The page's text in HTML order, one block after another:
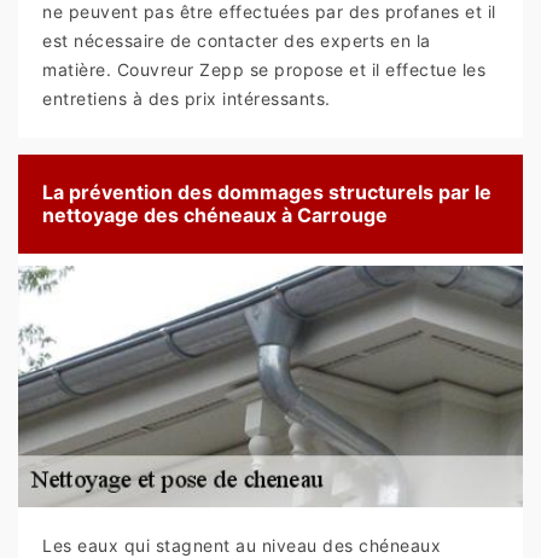
ne peuvent pas être effectuées par des profanes et il
est nécessaire de contacter des experts en la
matière. Couvreur Zepp se propose et il effectue les
entretiens à des prix intéressants.
La prévention des dommages structurels par le
nettoyage des chéneaux à Carrouge
Les eaux qui stagnent au niveau des chéneaux